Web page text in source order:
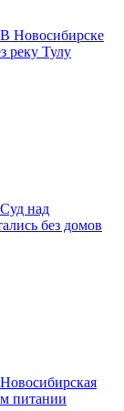
В Новосибирске
реку Тулу
Суд над
без домов
Новосибирская
питании